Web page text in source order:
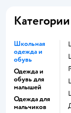
Категории
Школьная
одежда и
обувь
Одежда и
обувь для
малышей
Одежда для
мальчиков